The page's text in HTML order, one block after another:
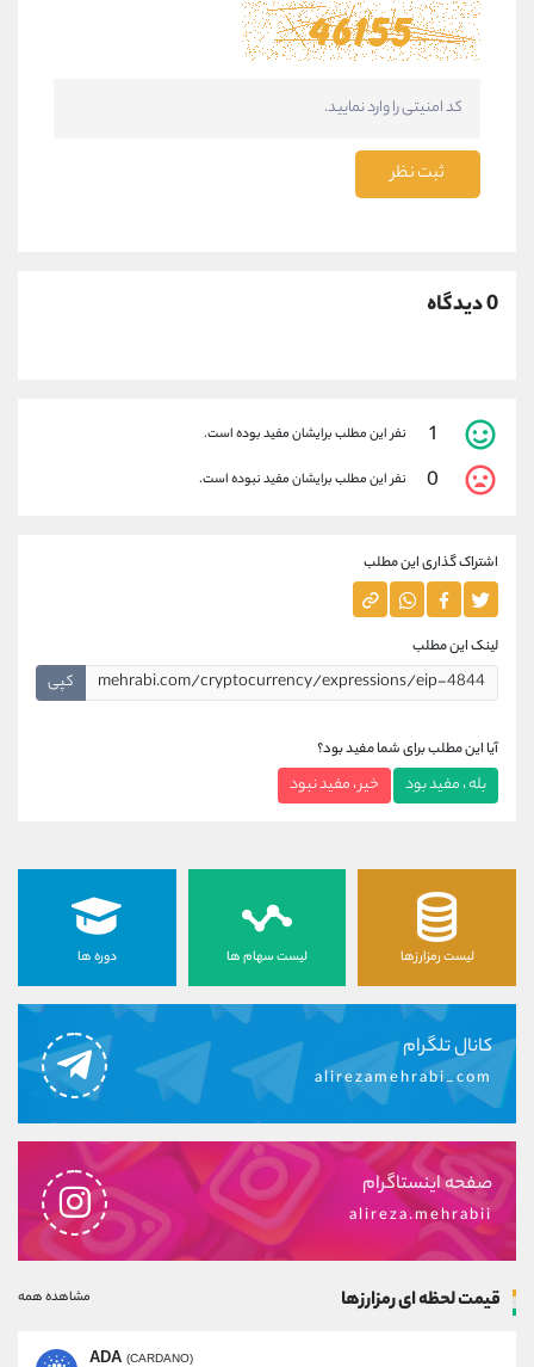
ثبت نظر
0 دیدگاه
1 نفر این مطلب برایشان مفید بوده است.
0 نفر این مطلب برایشان مفید نبوده است.
اشتراک گذاری این مطلب
لینک این مطلب
کپی
آیا این مطلب برای شما مفید بود؟
بله ، مفید بود خیر ، مفید نبود
لیست رمزارزها لیست سهام ها دوره ها
کانال تلگرام
alirezamehrabi_com
صفحه اینستاگرام
alireza.mehrabii
قیمت لحظه ای رمزارزها مشاهده همه
ADA (CARDANO)